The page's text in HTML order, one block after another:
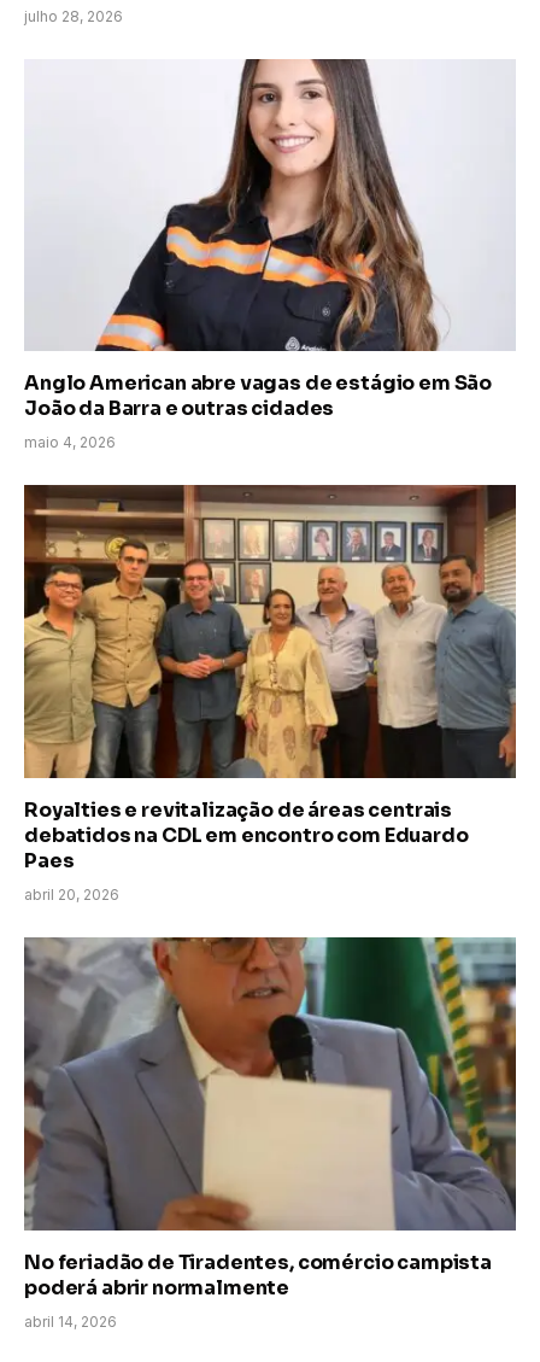
julho 28, 2026
Anglo American abre vagas de estágio em São
João da Barra e outras cidades
maio 4, 2026
Royalties e revitalização de áreas centrais
debatidos na CDL em encontro com Eduardo
Paes
abril 20, 2026
No feriadão de Tiradentes, comércio campista
poderá abrir normalmente
abril 14, 2026